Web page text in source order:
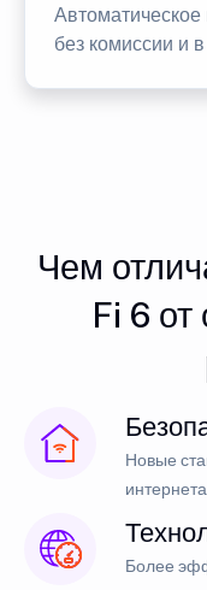
без комиссии и
Чем
Fi 6
Новые
Более